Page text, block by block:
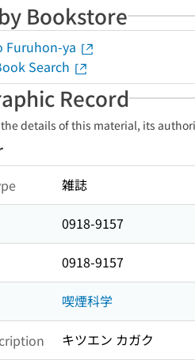
Bookstore
Furuhon-ya
Search
Record
the details of this material, its
雑誌
0918-9157
0918-9157
喫煙科学
キツエン カガク